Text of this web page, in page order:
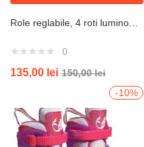
0
135,00 lei 150,00lei
-10%